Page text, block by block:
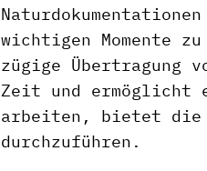
wichtigen Momente
zügige Übertragung
Zeit und ermöglicht
arbeiten, bietet die
durchzuführen.